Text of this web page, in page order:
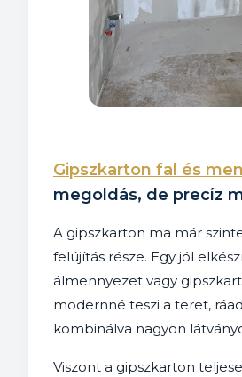
Gipszkarton fal és
megoldás, de precíz
A gipszkarton ma már
felújítás része. Egy jól
álmennyezet vagy
modernné teszi a teret,
kombinálva nagyon
Viszont a gipszkarton